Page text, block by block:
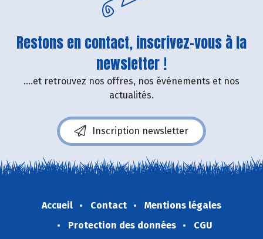
Restons en contact, inscrivez-vous à la
newsletter !
....et retrouvez nos offres, nos événements et nos
actualités.
Inscription newsletter
Accueil Contact
Mentions légales
Protection des données
CGU